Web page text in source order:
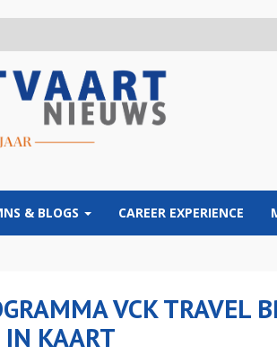
& BLOGS CAREER EXPERIENCE
VCK TRAVEL
IN KAART